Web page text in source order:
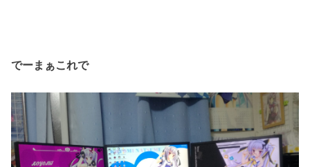
でーまぁこれで